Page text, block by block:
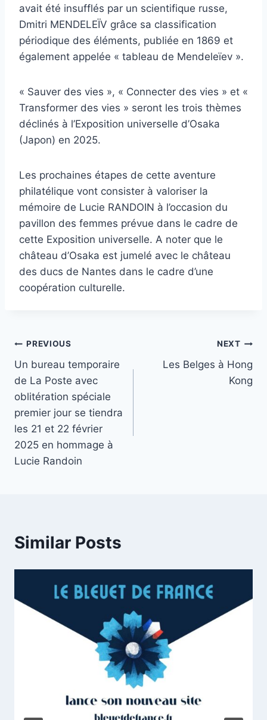
avait été insufflés par un scientifique russe,
Dmitri MENDELEÏV grâce sa classification
périodique des éléments, publiée en 1869 et
également appelée « tableau de Mendeleïev ».
« Sauver des vies », « Connecter des vies » et «
Transformer des vies » seront les trois thèmes
déclinés à l’Exposition universelle d’Osaka
(Japon) en 2025.
Les prochaines étapes de cette aventure
philatélique vont consister à valoriser la
mémoire de Lucie RANDOIN à l’occasion du
pavillon des femmes prévue dans le cadre de
cette Exposition universelle. A noter que le
château d’Osaka est jumelé avec le château
des ducs de Nantes dans le cadre d’une
coopération culturelle.
Post
navigation
PREVIOUS
Un bureau temporaire
de La Poste avec
oblitération spéciale
premier jour se tiendra
les 21 et 22 février
2025 en hommage à
Lucie Randoin
NEXT
Les Belges à Hong
Kong
Similar Posts